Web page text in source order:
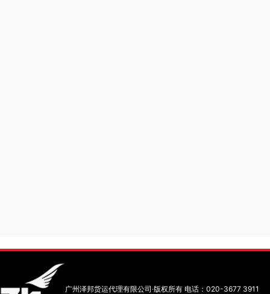
广州泽邦货运代理有限公司·版权所有 电话：020-3677 3911